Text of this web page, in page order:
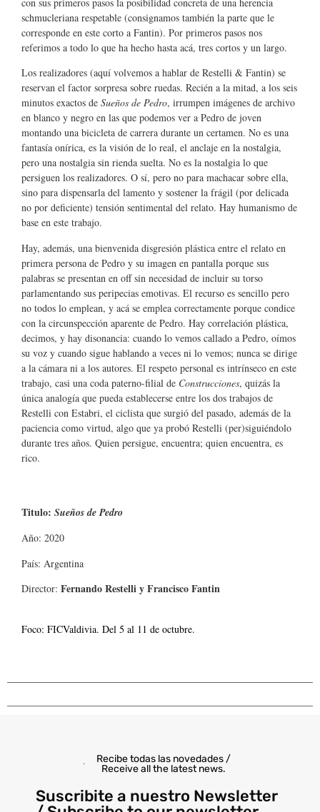
schmucleriana respetable (consignamos también la parte que le
corresponde en este corto a Fantin). Por primeros pasos nos
referimos a todo lo que ha hecho hasta acá, tres cortos y un largo.
Los realizadores (aquí volvemos a hablar de Restelli & Fantin) se
reservan el factor sorpresa sobre ruedas. Recién a la mitad, a los seis
minutos exactos de Sueños de Pedro, irrumpen imágenes de archivo
en blanco y negro en las que podemos ver a Pedro de joven
montando una bicicleta de carrera durante un certamen. No es una
fantasía onírica, es la visión de lo real, el anclaje en la nostalgia,
pero una nostalgia sin rienda suelta. No es la nostalgia lo que
persiguen los realizadores. O sí, pero no para machacar sobre ella,
sino para dispensarla del lamento y sostener la frágil (por delicada
no por deficiente) tensión sentimental del relato. Hay humanismo de
base en este trabajo.
Hay, además, una bienvenida disgresión plástica entre el relato en
primera persona de Pedro y su imagen en pantalla porque sus
palabras se presentan en off sin necesidad de incluir su torso
parlamentando sus peripecias emotivas. El recurso es sencillo pero
no todos lo emplean, y acá se emplea correctamente porque condice
con la circunspección aparente de Pedro. Hay correlación plástica,
decimos, y hay disonancia: cuando lo vemos callado a Pedro, oímos
su voz y cuando sigue hablando a veces ni lo vemos; nunca se dirige
a la cámara ni a los autores. El respeto personal es intrínseco en este
trabajo, casi una coda paterno-filial de Construcciones, quizás la
única analogía que pueda establecerse entre los dos trabajos de
Restelli con Estabri, el ciclista que surgió del pasado, además de la
paciencia como virtud, algo que ya probó Restelli (per)siguiéndolo
durante tres años. Quien persigue, encuentra; quien encuentra, es
rico.
Titulo: Sueños de Pedro
Año: 2020
País: Argentina
Director: Fernando Restelli y Francisco Fantin
Foco: FICValdivia. Del 5 al 11 de octubre.
Recibe todas las novedades /
Receive all the latest news.
Suscribite a nuestro Newsletter